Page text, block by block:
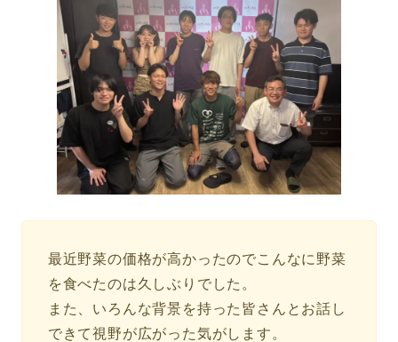
最近野菜の価格が高かったのでこんなに野菜
を食べたのは久しぶりでした。
また、いろんな背景を持った皆さんとお話し
できて視野が広がった気がします。